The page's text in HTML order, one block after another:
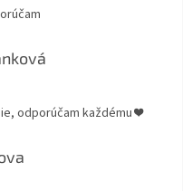
5 z 5 hviezdičiek.
odporúčam každému ❤️
5 z 5 hviezdičiek.